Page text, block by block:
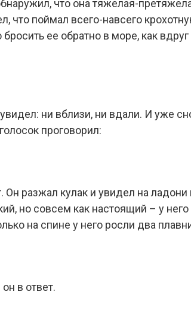
что она тяжелая-
что поймал всего-навсего
ее обратно в море, как
ни вблизи, ни вдали. И уже
проговорил:
Он разжал кулак и увидел на
но совсем как настоящий – у
на спине у него росли два
в ответ.